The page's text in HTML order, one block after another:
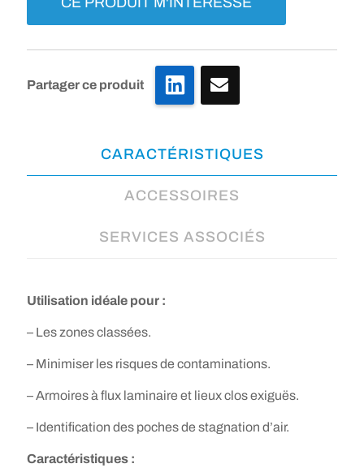
Partager ce produit LinkedIn
CARACTÉRISTIQUES
ACCESSOIRES
SERVICES ASSOCIÉS
Utilisation idéale pour :
– Les zones classées.
– Minimiser les risques de contaminations.
– Armoires à flux laminaire et lieux clos exiguës.
– Identification des poches de stagnation d’air.
Caractéristiques :